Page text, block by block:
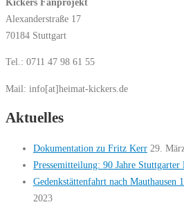
Alexanderstraße 17
70184 Stuttgart
Tel.: 0711 47 98 61 55
Mail: info[at]heimat-kickers.de
Aktuelles
Dokumentation zu Fritz Kerr 29.
Pressemitteilung: 90 Jahre
Gedenkstättenfahrt nach Mauthausen
2023